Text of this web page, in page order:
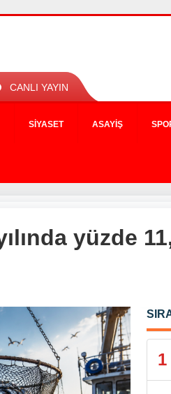
CANLI YAYIN
SIYASET ASAYIŞ
yüzde
1